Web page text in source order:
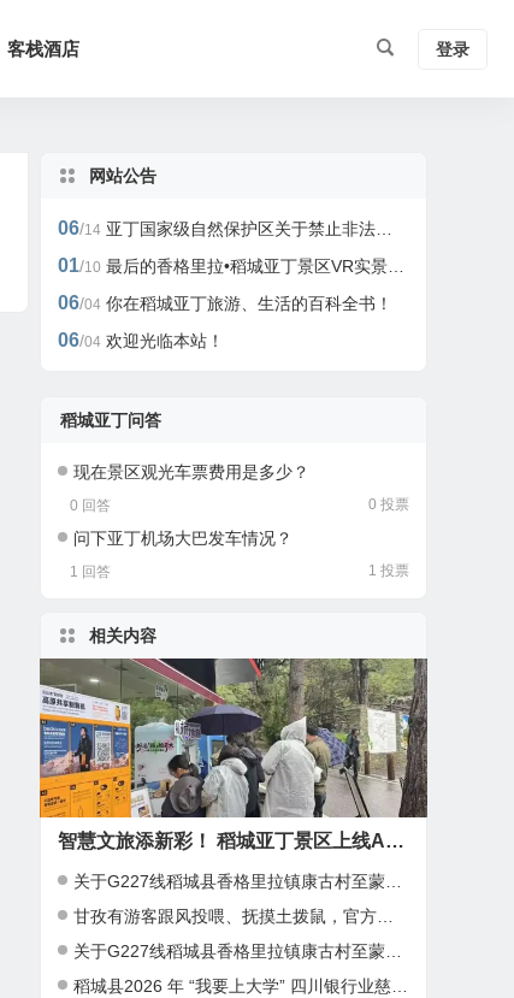
客栈酒店 登录
网站公告
06/14 亚丁国家级自然保护区关于禁止非法开展户外活动的公告
01/10 最后的香格里拉•稻城亚丁景区VR实景、全景旅游攻略
06/04 你在稻城亚丁旅游、生活的百科全书！
06/04 欢迎光临本站！
稻城亚丁问答
现在景区观光车票费用是多少？
0 回答 0 投票
问下亚丁机场大巴发车情况？
1 回答 1 投票
相关内容
智慧文旅添新彩！ 稻城亚丁景区上线AI诗词定制文创服务！
关于G227线稻城县香格里拉镇康古村至蒙自乡塌方路段限时通行管制的通告
甘孜有游客跟风投喂、抚摸土拨鼠，官方回应：明令禁止，存在极高公共卫生安全隐患
关于G227线稻城县香格里拉镇康古村至蒙自乡塌方路段临时抢通及限时通行管制的通告
稻城县2026 年 “我要上大学” 四川银行业慈善基金助学项目开始报名啦！